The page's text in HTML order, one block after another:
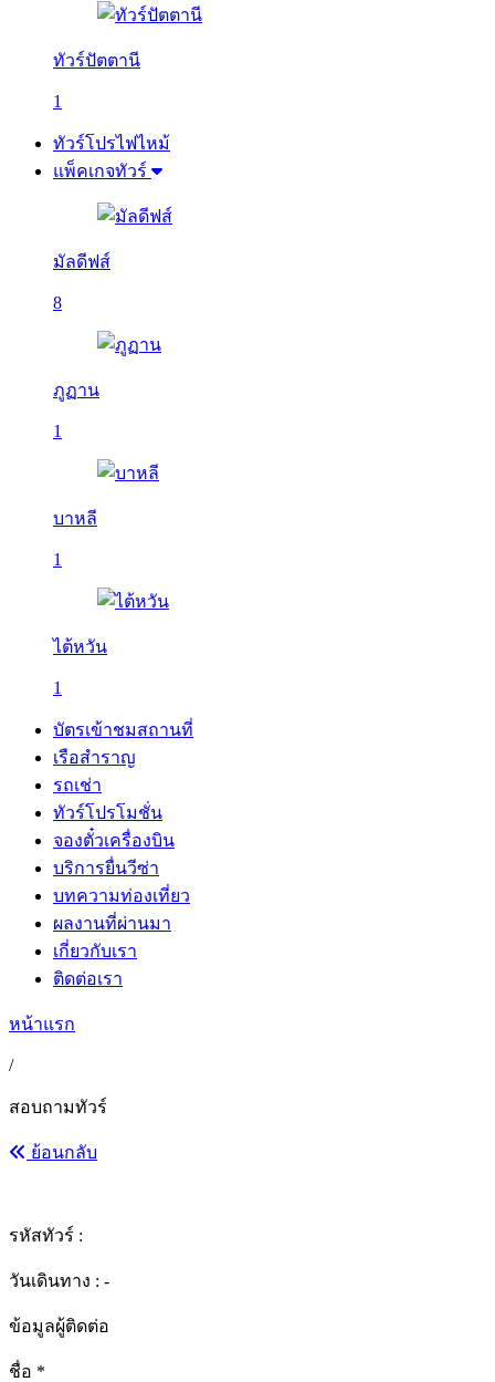
ทัวร์ปัตตานี
1
ทัวร์โปรไฟไหม้
แพ็คเกจทัวร์
มัลดีฟส์
8
ภูฏาน
1
บาหลี
1
ไต้หวัน
1
บัตรเข้าชมสถานที่
เรือสำราญ
รถเช่า
ทัวร์โปรโมชั่น
จองตั๋วเครื่องบิน
บริการยื่นวีซ่า
บทความท่องเที่ยว
ผลงานที่ผ่านมา
เกี่ยวกับเรา
ติดต่อเรา
หน้าแรก
/
สอบถามทัวร์
ย้อนกลับ
รหัสทัวร์ :
วันเดินทาง : -
ข้อมูลผู้ติดต่อ
ชื่อ *